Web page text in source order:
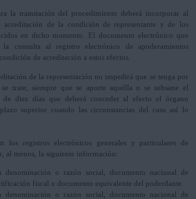
la tramitación del procedimiento deberá incorporar al
acreditación de la condición de representante y de los
en dicho momento. El documento electrónico que
consulta al registro electrónico de apoderamientos
de acreditación a estos efectos.
de la representación no impedirá que se tenga por
trate, siempre que se aporte aquélla o se subsane el
diez días que deberá conceder al efecto el órgano
superior cuando las circunstancias del caso así lo
los registros electrónicos generales y particulares de
al menos, la siguiente información:
o razón social, documento nacional de
fiscal o documento equivalente del poderdante.
o razón social, documento nacional de